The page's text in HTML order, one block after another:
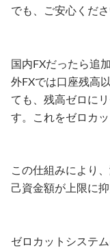
でも、ご安心くださ
国内FXだったら追
外FXでは口座残高
ても、残高ゼロに
す。これをゼロカ
この仕組みにより
己資金額が上限に
ゼロカットシステ